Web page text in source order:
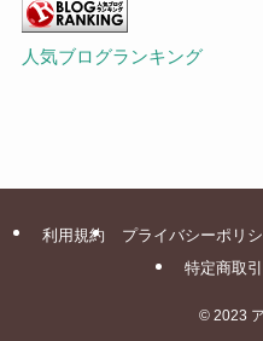
人気ブログランキング
利用規約 プライバシーポリ
特定商取
© 2023